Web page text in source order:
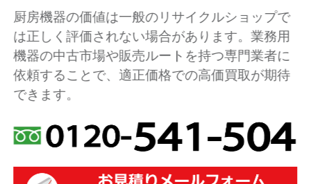
厨房機器の価値は一般のリサイクルショップで
は正しく評価されない場合があります。業務用
機器の中古市場や販売ルートを持つ専門業者に
依頼することで、適正価格での高価買取が期待
できます。